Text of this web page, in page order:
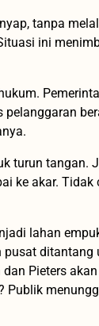
tanpa
ini
turun tangan.
ke akar.
lahan
Pieters